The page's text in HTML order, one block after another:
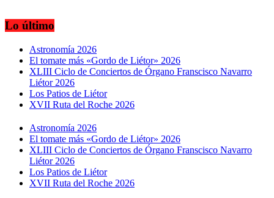
Lo último
Astronomía 2026
El tomate más «Gordo de Liétor» 2026
XLIII Ciclo de Conciertos de Órgano Franscisco Navarro
Liétor 2026
Los Patios de Liétor
XVII Ruta del Roche 2026
Astronomía 2026
El tomate más «Gordo de Liétor» 2026
XLIII Ciclo de Conciertos de Órgano Franscisco Navarro
Liétor 2026
Los Patios de Liétor
XVII Ruta del Roche 2026